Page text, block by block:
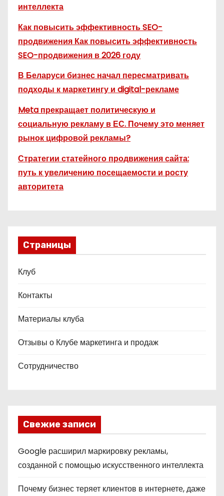
интеллекта
Как повысить эффективность SEO-
продвижения Как повысить эффективность
SEO-продвижения в 2026 году
В Беларуси бизнес начал пересматривать
подходы к маркетингу и digital-рекламе
Meta прекращает политическую и
социальную рекламу в ЕС. Почему это меняет
рынок цифровой рекламы?
Стратегии статейного продвижения сайта:
путь к увеличению посещаемости и росту
авторитета
Страницы
Клуб
Контакты
Материалы клуба
Отзывы о Клубе маркетинга и продаж
Сотрудничество
Свежие записи
Google расширил маркировку рекламы,
созданной с помощью искусственного интеллекта
Почему бизнес теряет клиентов в интернете, даже